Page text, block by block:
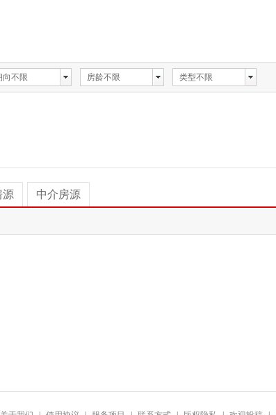
向不限 房龄不限 类型不限
源 中介房源